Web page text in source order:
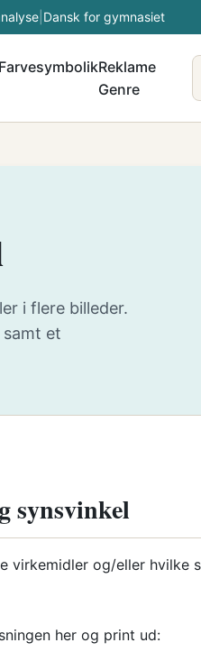
| Dansk for gymnasiet
FarvesymbolikReklame
Genre
i flere billeder.
et
synsvinkel
virkemidler og/eller hvilke
her og print ud: